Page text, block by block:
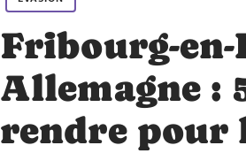
Fribourg-
Allemagne :
rendre pour